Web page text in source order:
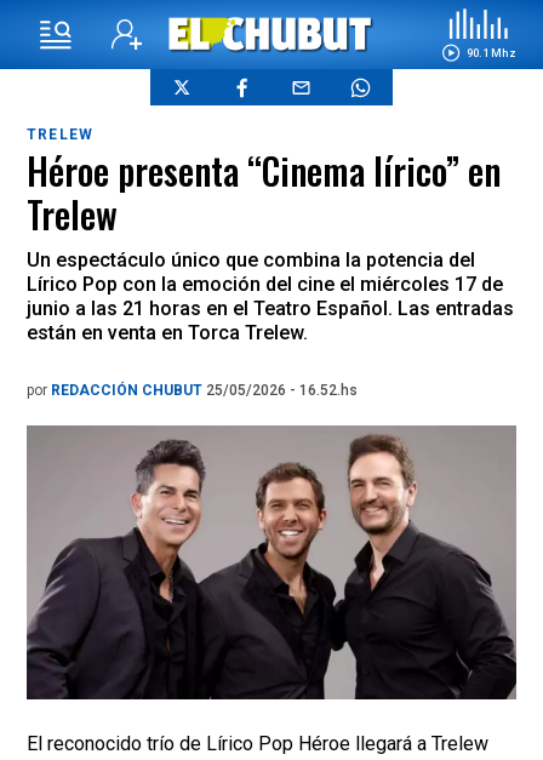
90.1 Mhz
TRELEW
Héroe presenta “Cinema lírico” en
Trelew
Un espectáculo único que combina la potencia del
Lírico Pop con la emoción del cine el miércoles 17 de
junio a las 21 horas en el Teatro Español. Las entradas
están en venta en Torca Trelew.
por REDACCIÓN CHUBUT 25/05/2026 - 16.52.hs
El reconocido trío de Lírico Pop Héroe llegará a Trelew